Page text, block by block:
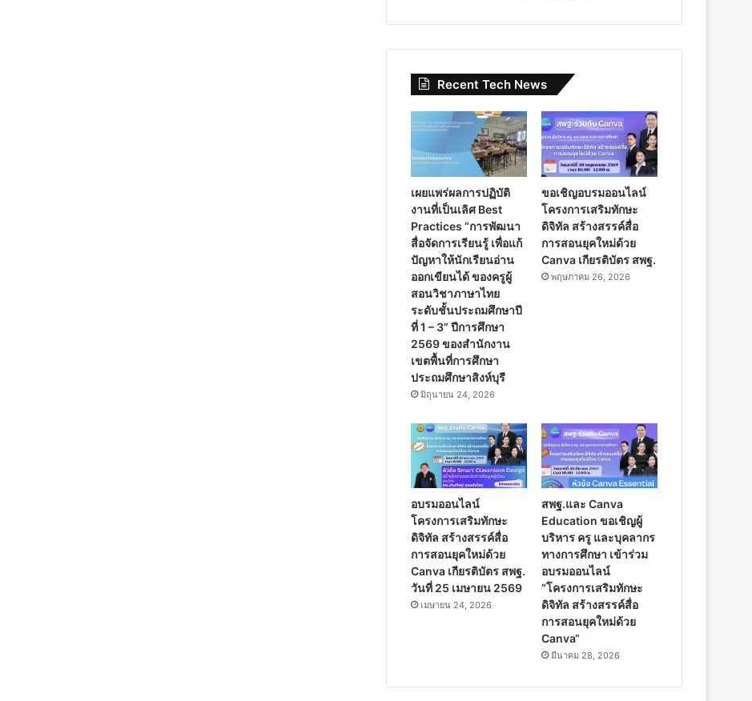
Recent Tech News
เผยแพร่ผลการปฏิบัติ
งานที่เป็นเลิศ Best
Practices “การพัฒนา
สื่อจัดการเรียนรู้ เพื่อแก้
ปัญหาให้นักเรียนอ่าน
ออกเขียนได้ ของครูผู้
สอนวิชาภาษาไทย
ระดับชั้นประถมศึกษาปี
ที่ 1 – 3” ปีการศึกษา
2569 ของสำนักงาน
เขตพื้นที่การศึกษา
ประถมศึกษาสิงห์บุรี
มิถุนายน 24, 2026
ขอเชิญอบรมออนไลน์
โครงการเสริมทักษะ
ดิจิทัล สร้างสรรค์สื่อ
การสอนยุคใหม่ด้วย
Canva เกียรติบัตร สพฐ.
พฤษภาคม 26, 2026
อบรมออนไลน์
โครงการเสริมทักษะ
ดิจิทัล สร้างสรรค์สื่อ
การสอนยุคใหม่ด้วย
Canva เกียรติบัตร สพฐ.
วันที่ 25 เมษายน 2569
เมษายน 24, 2026
สพฐ.และ Canva
Education ขอเชิญผู้
บริหาร ครู และบุคลากร
ทางการศึกษา เข้าร่วม
อบรมออนไลน์
“โครงการเสริมทักษะ
ดิจิทัล สร้างสรรค์สื่อ
การสอนยุคใหม่ด้วย
Canva“
มีนาคม 28, 2026